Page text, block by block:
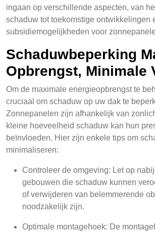
ingaan op verschillende aspecten, van
schaduw tot toekomstige ontwikkelingen
subsidiemogelijkheden voor
Schaduwbeperking
Opbrengst, Minimale
Om de maximale energieopbrengst te
cruciaal om schaduw op uw dak te
Zonnepanelen zijn afhankelijk van
kleine hoeveelheid schaduw kan hun
beïnvloeden. Hier zijn enkele tips om
minimaliseren:
Controleer de omgeving: Let op
gebouwen die schaduw kunnen
of verwijderen van belemmerende
noodzakelijk zijn.
Optimale montagehoek: De